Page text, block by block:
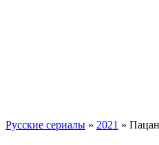
Русские сериалы » 2021 »